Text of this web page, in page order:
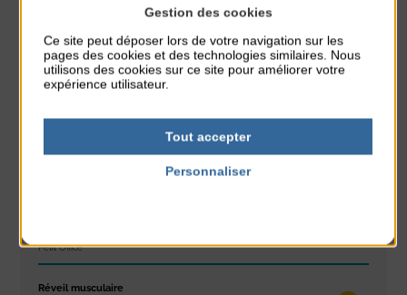
Glisse & Environnement
du 9 Août au 9 Août
Place du Général de Gaulle
du 9 Août au 9 Août
Petit Office
Réveil musculaire
Gestion des cookies
Ce site peut déposer lors de votre navigation sur les
pages des cookies et des technologies similaires. Nous
utilisons des cookies sur ce site pour améliorer votre
expérience utilisateur.
Tout accepter
Personnaliser